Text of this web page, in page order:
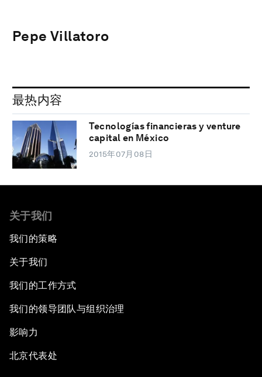
Pepe Villatoro
最热内容
Tecnologías financieras y venture
capital en México
2015年07月08日
关于我们
我们的策略
关于我们
我们的工作方式
我们的领导团队与组织治理
影响力
北京代表处